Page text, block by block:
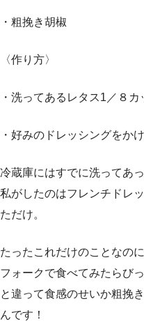
・粗挽き胡椒
〈作り方〉
・洗ってあるレタス1／８
・好みのドレッシングを
冷蔵庫にはすでに洗ってあ
私がしたのはフレンチドレ
ただけ。
たったこれだけのことなの
フォークで食べてみたらび
と違って食感のせいか粗挽
んです！